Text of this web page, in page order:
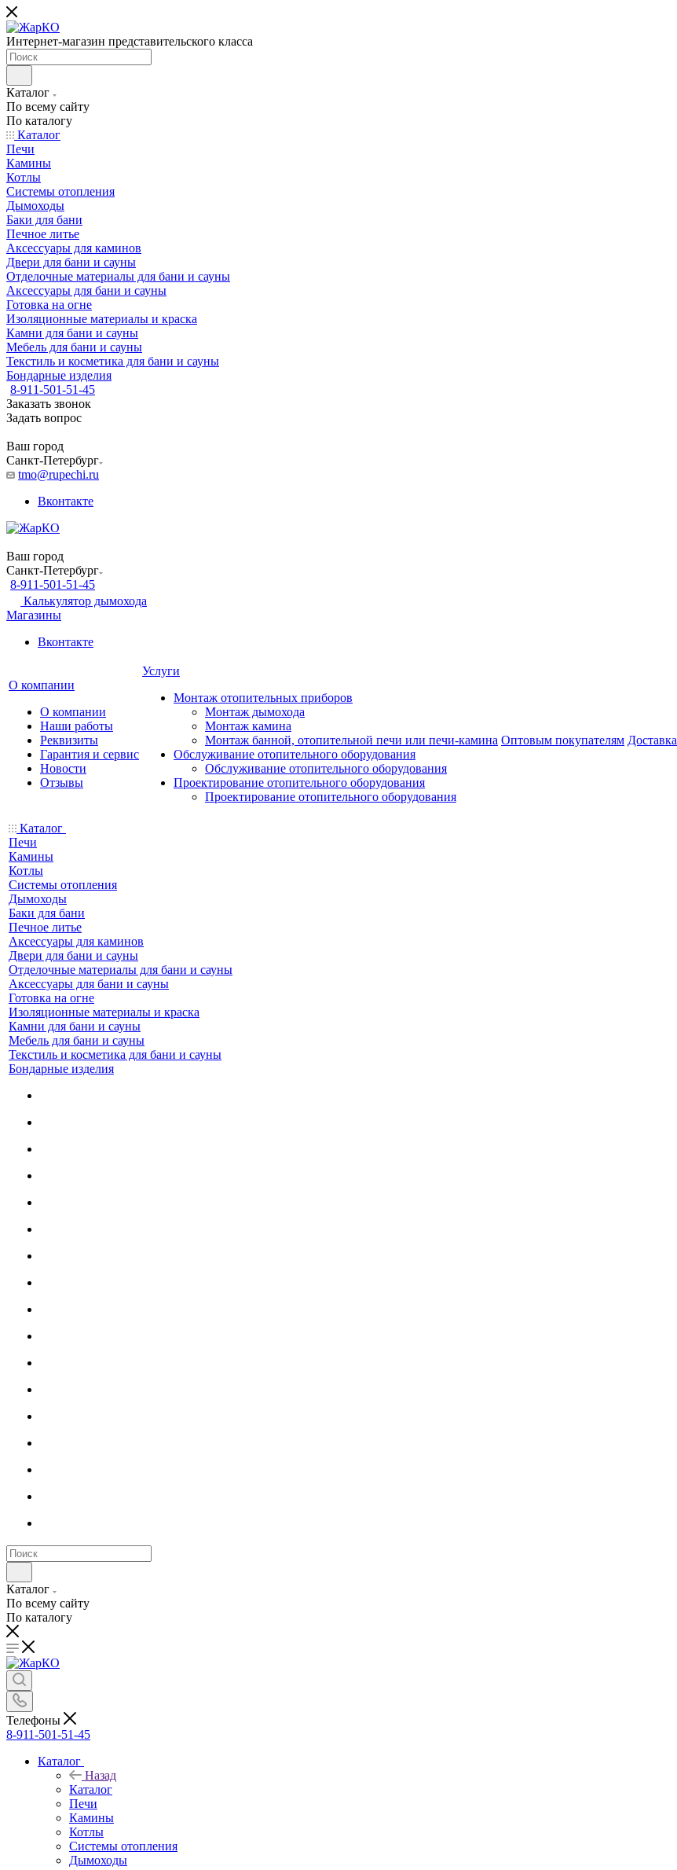
Интернет-магазин представительского класса
Каталог
По всему сайту
По каталогу
Каталог
Печи
Камины
Котлы
Системы отопления
Дымоходы
Баки для бани
Печное литье
Аксессуары для каминов
Двери для бани и сауны
Отделочные материалы для бани и сауны
Аксессуары для бани и сауны
Готовка на огне
Изоляционные материалы и краска
Камни для бани и сауны
Мебель для бани и сауны
Текстиль и косметика для бани и сауны
Бондарные изделия
8-911-501-51-45
Заказать звонок
Задать вопрос
Ваш город
Санкт-Петербург
tmo@rupechi.ru
Вконтакте
Ваш город
Санкт-Петербург
8-911-501-51-45
Калькулятор дымохода
Магазины
Вконтакте
О компании
О компании
Наши работы
Реквизиты
Гарантия и сервис
Новости
Отзывы
Услуги
Монтаж отопительных приборов
Монтаж дымохода
Монтаж камина
Монтаж банной, отопительной печи или печи-камина
Обслуживание отопительного оборудования
Обслуживание отопительного оборудования
Проектирование отопительного оборудования
Проектирование отопительного оборудования
Оптовым покупателям Доставка
Каталог
Печи
Камины
Котлы
Системы отопления
Дымоходы
Баки для бани
Печное литье
Аксессуары для каминов
Двери для бани и сауны
Отделочные материалы для бани и сауны
Аксессуары для бани и сауны
Готовка на огне
Изоляционные материалы и краска
Камни для бани и сауны
Мебель для бани и сауны
Текстиль и косметика для бани и сауны
Бондарные изделия
Каталог
По всему сайту
По каталогу
Телефоны
8-911-501-51-45
Каталог
Назад
Каталог
Печи
Камины
Котлы
Системы отопления
Дымоходы